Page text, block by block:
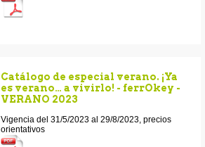
Catálogo de especial verano. ¡Ya
es verano… a vivirlo! - ferrOkey -
VERANO 2023
Vigencia del 31/5/2023 al 29/8/2023, precios
orientativos